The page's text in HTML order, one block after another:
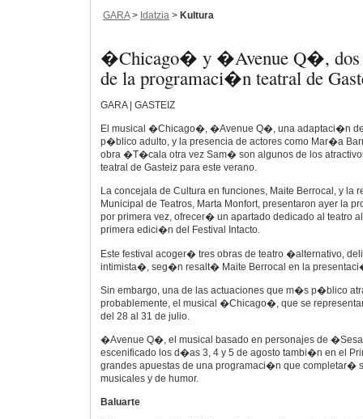
GARA> Idatzia > Kultura
�Chicago� y �Avenue Q�, dos
de la programaci�n teatral de
GARA | GASTEIZ
El musical �Chicago�, �Avenue Q�, una adaptaci�n
p�blico adulto, y la presencia de actores como Mar�a
obra �T�cala otra vez Sam� son algunos de los
teatral de Gasteiz para este verano.
La concejala de Cultura en funciones, Maite Berrocal, y la
Municipal de Teatros, Marta Monfort, presentaron ayer la
por primera vez, ofrecer� un apartado dedicado al teatro
primera edici�n del Festival Intacto.
Este festival acoger� tres obras de teatro �alternativo,
intimista�, seg�n resalt� Maite Berrocal en la
Sin embargo, una de las actuaciones que m�s p�blico
probablemente, el musical �Chicago�, que se
del 28 al 31 de julio.
�Avenue Q�, el musical basado en personajes de
escenificado los d�as 3, 4 y 5 de agosto tambi�n en el
grandes apuestas de una programaci�n que completar�
musicales y de humor.
Baluarte